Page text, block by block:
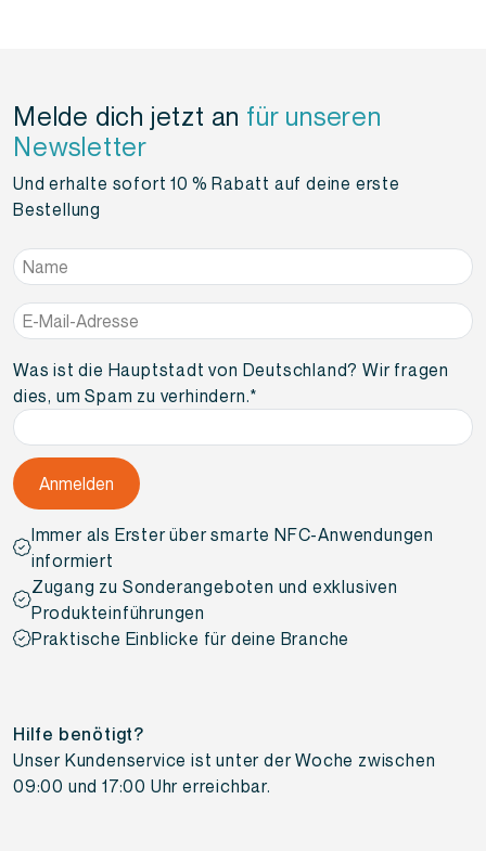
Melde dich jetzt an für unseren
Newsletter
Und erhalte sofort 10 % Rabatt auf deine erste
Bestellung
Name*
E-
Mail-
Adresse*
Was ist die Hauptstadt von Deutschland? Wir fragen
dies, um Spam zu verhindern.*
Immer als Erster über smarte NFC-Anwendungen
informiert
Zugang zu Sonderangeboten und exklusiven
Produkteinführungen
Praktische Einblicke für deine Branche
Hilfe benötigt?
Unser Kundenservice ist unter der Woche zwischen
09:00 und 17:00 Uhr erreichbar.